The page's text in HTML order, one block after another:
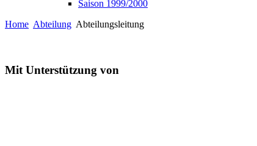
Saison 1999/2000
Home Abteilung Abteilungsleitung
Mit Unterstützung von